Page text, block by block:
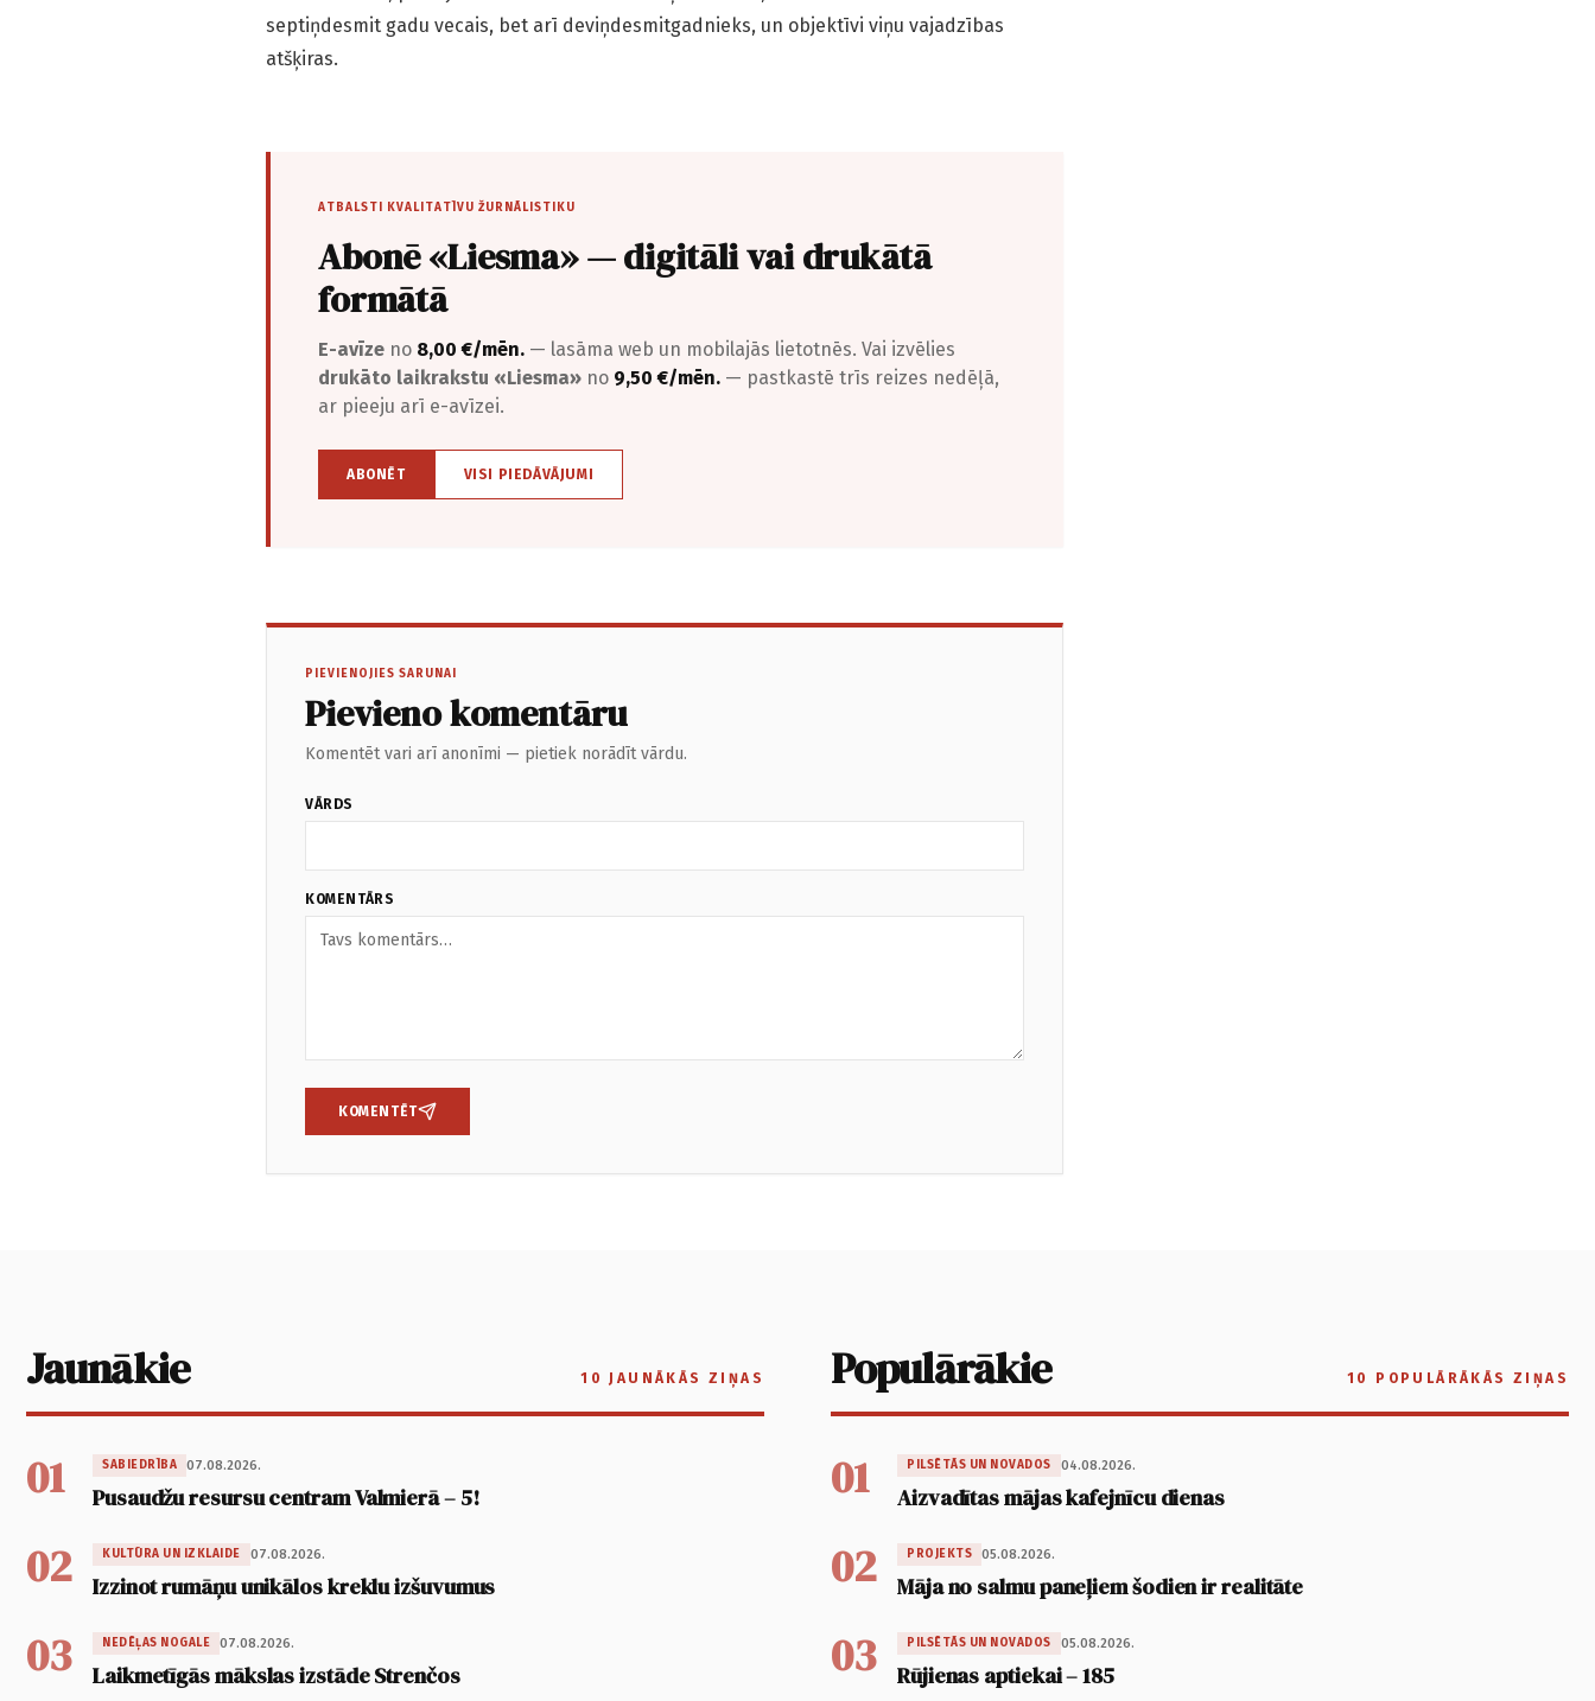
septiņdesmit gadu vecais, bet arī deviņdesmitgadnieks, un objektīvi viņu vajadzības
atšķiras.
ATBALSTI KVALITATĪVU ŽURNĀLISTIKU
Abonē «Liesma» — digitāli vai drukātā
formātā
E-avīze no 8,00 €/mēn. — lasāma web un mobilajās lietotnēs. Vai izvēlies
drukāto laikrakstu «Liesma» no 9,50 €/mēn. — pastkastē trīs reizes nedēļā,
ar pieeju arī e-avīzei.
ABONĒT VISI PIEDĀVĀJUMI
PIEVIENOJIES SARUNAI
Pievieno komentāru
Komentēt vari arī anonīmi — pietiek norādīt vārdu.
VĀRDS
KOMENTĀRS
KOMENTĒT
Jaunākie 10 JAUNĀKĀS ZIŅAS
01 SABIEDRĪBA 07.08.2026.
Pusaudžu resursu centram Valmierā – 5!
02 KULTŪRA UN IZKLAIDE 07.08.2026.
Izzinot rumāņu unikālos kreklu izšuvumus
03 NEDĒĻAS NOGALE 07.08.2026.
Laikmetīgās mākslas izstāde Strenčos
Populārākie 10 POPULĀRĀKĀS ZIŅAS
01 PILSĒTĀS UN NOVADOS 04.08.2026.
Aizvadītas mājas kafejnīcu dienas
02 PROJEKTS 05.08.2026.
Māja no salmu paneļiem šodien ir realitāte
03 PILSĒTĀS UN NOVADOS 05.08.2026.
Rūjienas aptiekai – 185